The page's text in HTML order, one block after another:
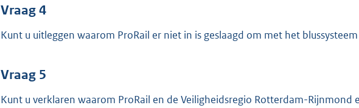
Vraag 4
Kunt u uitleggen waarom ProRail er niet in is geslaagd om met het
Vraag 5
Kunt u verklaren waarom ProRail en de Veiligheidsregio Rotterdam-Rijnmond